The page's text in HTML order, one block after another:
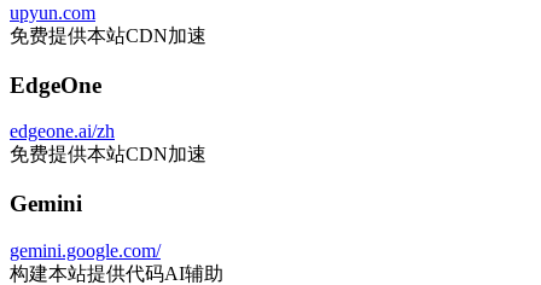
upyun.com
免费提供本站CDN加速
EdgeOne
edgeone.ai/zh
免费提供本站CDN加速
Gemini
gemini.google.com/
构建本站提供代码AI辅助